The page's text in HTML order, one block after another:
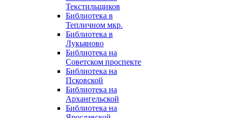
Текстильщиков
Библиотека в
Тепличном мкр.
Библиотека в
Лукьяново
Библиотека на
Советском проспекте
Библиотека на
Псковской
Библиотека на
Архангельской
Библиотека на